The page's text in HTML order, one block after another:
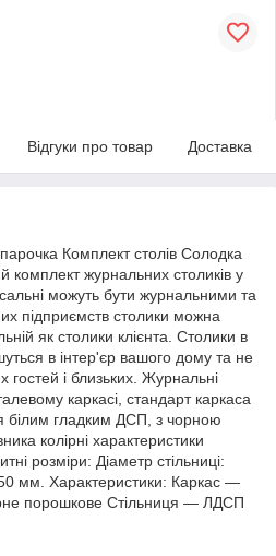
Відгуки про товар Доставка
Комплект столів Солодка
журнальних столиків у
можуть бути журнальними та
підприємств столики можна
як столики клієнта. Столики в
в інтер'єр вашого дому та не
і близьких. Журнальні
каркасі, стандарт каркаса
білим гладким ДСП, з чорною
колірні характеристики
розміри: Діаметр стільниці:
мм. Характеристики: Каркас —
порошкове Стільниця — ЛДСП